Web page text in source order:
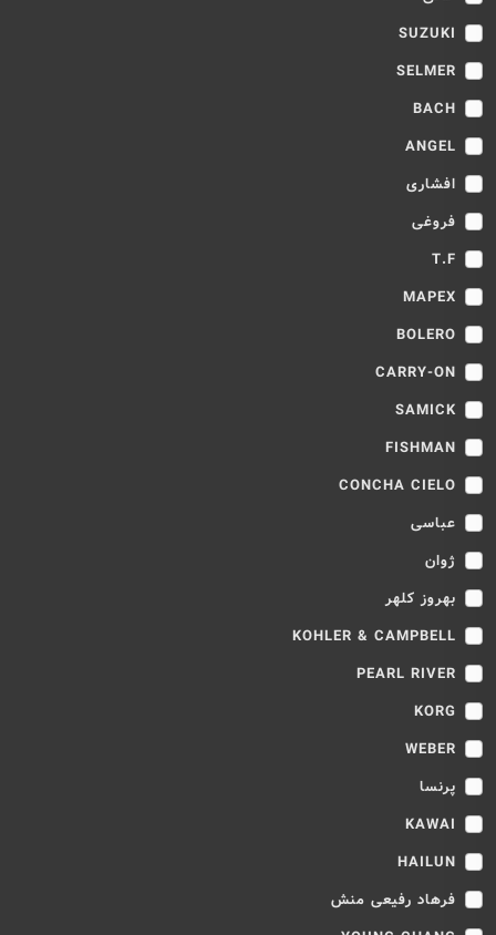
SUZUKI
SELMER
BACH
ANGEL
افشاری
فروغی
T.F
MAPEX
BOLERO
CARRY-ON
SAMICK
FISHMAN
CONCHA CIELO
عباسی
ژوان
بهروز کلهر
KOHLER & CAMPBELL
PEARL RIVER
KORG
WEBER
پرنسا
KAWAI
HAILUN
فرهاد رفیعی منش